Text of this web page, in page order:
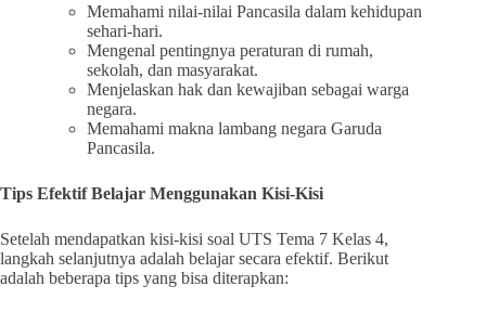
Memahami nilai-nilai Pancasila dalam kehidupan
sehari-hari.
Mengenal pentingnya peraturan di rumah,
sekolah, dan masyarakat.
Menjelaskan hak dan kewajiban sebagai warga
negara.
Memahami makna lambang negara Garuda
Pancasila.
Tips Efektif Belajar Menggunakan Kisi-Kisi
Setelah mendapatkan kisi-kisi soal UTS Tema 7 Kelas 4,
langkah selanjutnya adalah belajar secara efektif. Berikut
adalah beberapa tips yang bisa diterapkan: